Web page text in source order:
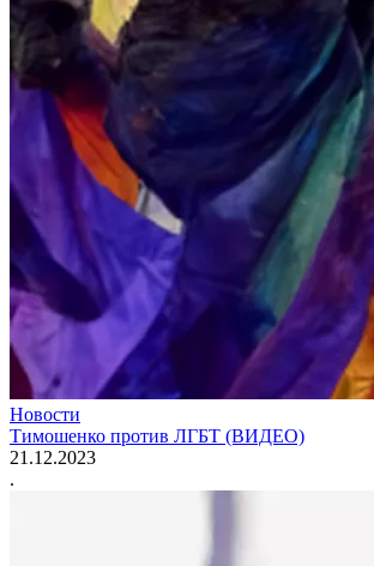
Новости
Тимошенко против ЛГБТ (ВИДЕО)
21.12.2023
.